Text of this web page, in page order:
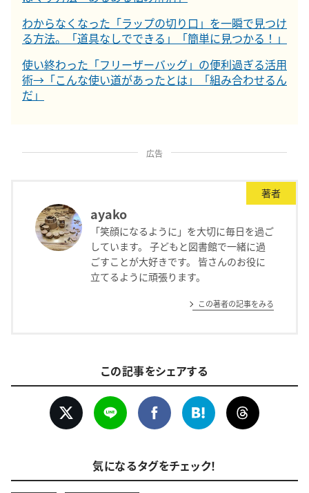
わからなくなった「ラップの切り口」を一瞬で見つけ
る方法。「道具なしでできる」「簡単に見つかる！」
使い終わった「フリーザーバッグ」の便利過ぎる活用
術→「こんな使い道があったとは」「組み合わせるん
だ」
広告
著者
ayako
「笑顔になるように」を大切に毎日を過ご
しています。 子どもと図書館で一緒に過
ごすことが大好きです。 皆さんのお役に
立てるように頑張ります。
この著者の記事をみる
この記事をシェアする
気になるタグをチェック！